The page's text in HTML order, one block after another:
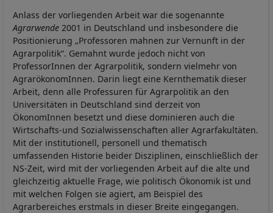
Anlass der vorliegenden Arbeit war die sogenannte
Agrarwende 2001 in Deutschland und insbesondere die
Positionierung „Professoren mahnen zur Vernunft in der
Agrarpolitik“. Gemahnt wurde jedoch nicht von
ProfessorInnen der Agrarpolitik, sondern vielmehr von
AgrarökonomInnen. Darin liegt eine Kernthematik dieser
Arbeit, denn alle Professuren für Agrarpolitik an den
Universitäten in Deutschland sind derzeit von
ÖkonomInnen besetzt und diese dominieren auch die
Wirtschafts-und Sozialwissenschaften aller Agrarfakultäten.
Mit der institutionell, personell und thematisch
umfassenden Historie beider Disziplinen, einschließlich der
NS-Zeit, wird mit der vorliegenden Arbeit auf die alte und
gleichzeitig aktuelle Frage, wie politisch Ökonomik ist und
mit welchen Folgen sie agiert, am Beispiel des
Agrarbereiches erstmals in dieser Breite eingegangen.